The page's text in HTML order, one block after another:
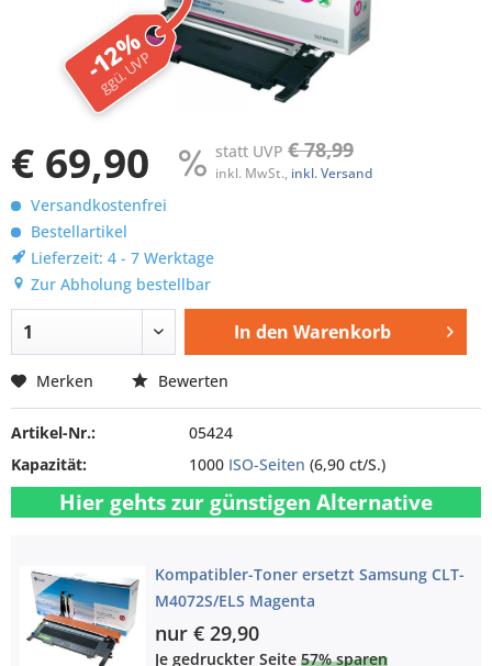
-12%
ggü. UVP
€ 69,90 statt UVP € 78,99
inkl. MwSt., inkl. Versand
Versandkostenfrei
Bestellartikel
Lieferzeit: 4 - 7 Werktage
Zur Abholung bestellbar
In den Warenkorb
Merken Bewerten
Artikel-Nr.:
05424
Kapazität:
1000 ISO-Seiten (6,90 ct/S.)
Hier gehts zur günstigen Alternative
Kompatibler-Toner ersetzt Samsung CLT-
M4072S/ELS Magenta
nur € 29,90
Je gedruckter Seite57% sparen